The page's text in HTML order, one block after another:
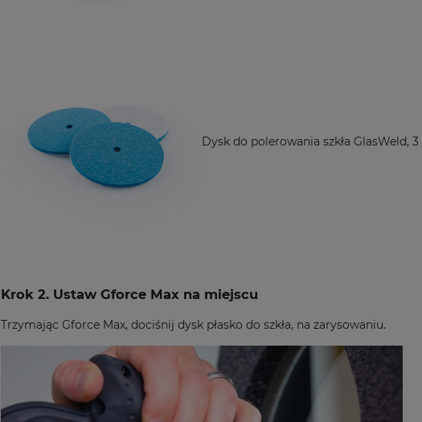
Dysk do polerowania szkła GlasWeld, 3
Krok 2. Ustaw Gforce Max na miejscu
Trzymając Gforce Max, dociśnij dysk płasko do szkła, na zarysowaniu.